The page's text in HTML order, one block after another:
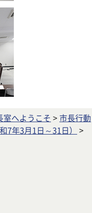
室へようこそ >市長行動
7年3月1日～31日）
>